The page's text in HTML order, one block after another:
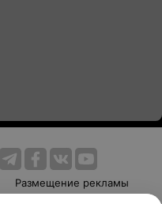
Размещение рекламы